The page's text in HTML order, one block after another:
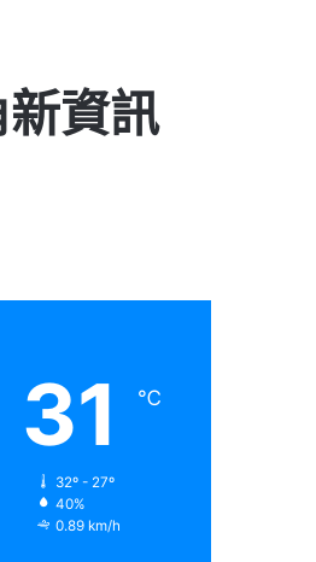
新資訊
31 ℃
32º - 27º
40%
0.89 km/h